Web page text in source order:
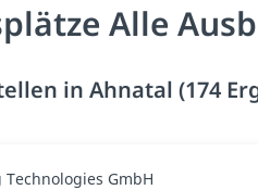
Alle
in Ahnatal (174
GmbH